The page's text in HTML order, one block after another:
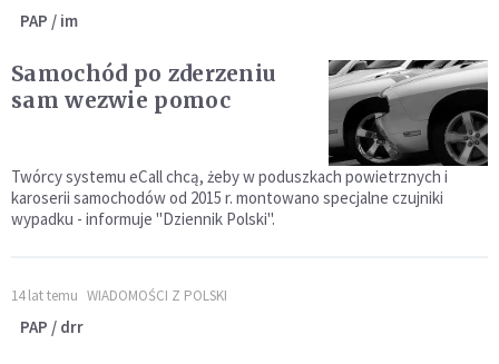
PAP / im
Samochód po zderzeniu
sam wezwie pomoc
Twórcy systemu eCall chcą, żeby w poduszkach powietrznych i
karoserii samochodów od 2015 r. montowano specjalne czujniki
wypadku - informuje "Dziennik Polski".
14 lat temu WIADOMOŚCI Z POLSKI
PAP / drr